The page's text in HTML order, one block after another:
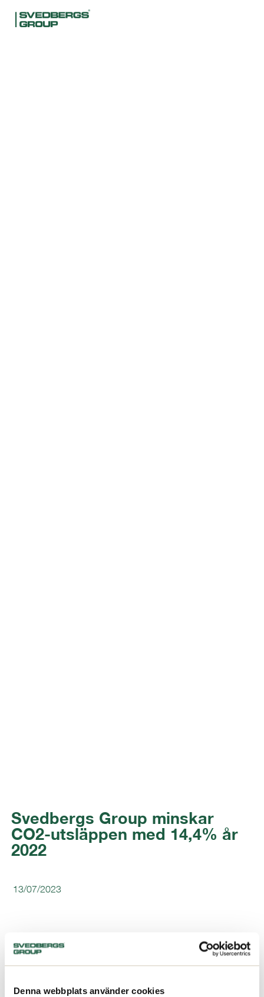
Denna webbplats använder cookies
Svedbergs Group minskar
CO2-utsläppen med 14,4% år
2022
13/07/2023